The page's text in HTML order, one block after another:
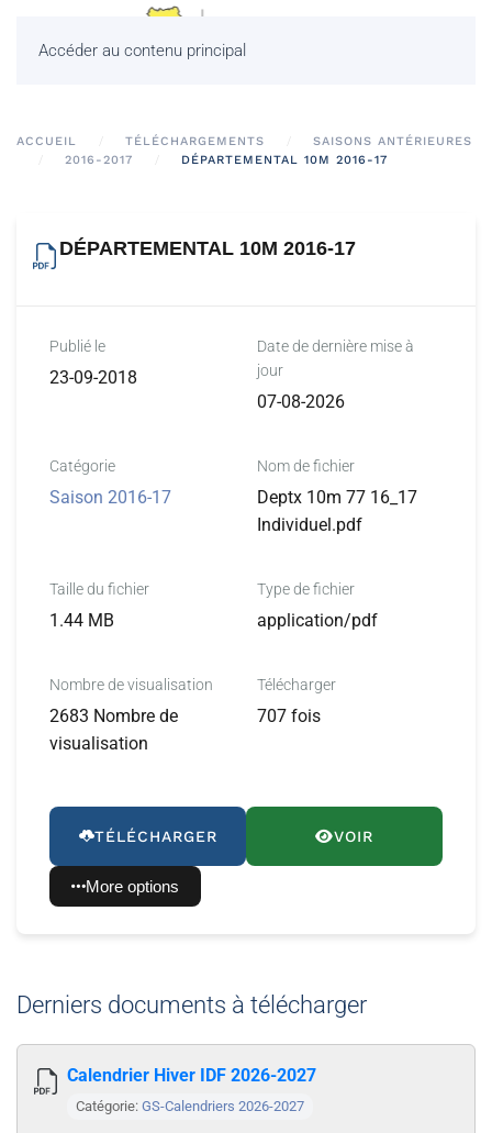
Accéder au contenu principal
ACCUEIL TÉLÉCHARGEMENTS
SAISONS ANTÉRIEURES
2016-2017
DÉPARTEMENTAL 10M 2016-17
DÉPARTEMENTAL 10M 2016-17
Publié le
23-09-2018
Date de dernière mise à
jour
07-08-2026
Catégorie
Saison 2016-17
Nom de fichier
Deptx 10m 77 16_17
Individuel.pdf
Taille du fichier
1.44 MB
Type de fichier
application/pdf
Nombre de visualisation
2683 Nombre de
visualisation
Télécharger
707 fois
TÉLÉCHARGER VOIR
More options
Derniers documents à télécharger
Calendrier Hiver IDF 2026-2027
Catégorie: GS-Calendriers 2026-2027